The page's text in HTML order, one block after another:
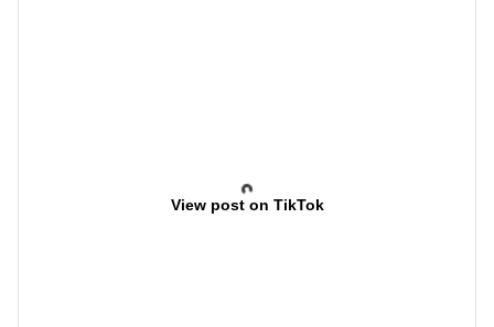
View post on TikTok